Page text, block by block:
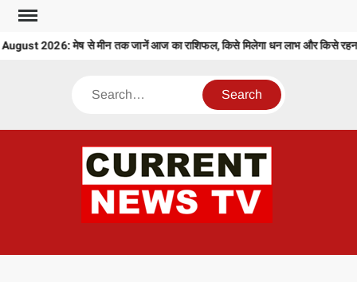
Skip
content2026: मेष से मीन तक जानें आज का राशिफल, किसे मिलेगा धन लाभ और किसे रहना
Search